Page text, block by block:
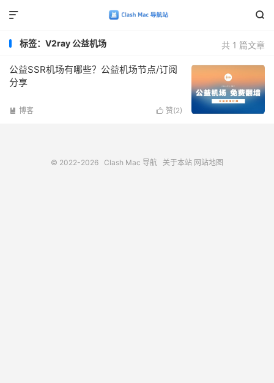


共 1 篇文章
标签：V2ray 公益机场
公益SSR机场有哪些？公益机场节点/订阅
分享
 赞(2)
 博客
© 2022-2026 Clash Mac 导航 关于本站 网站地图